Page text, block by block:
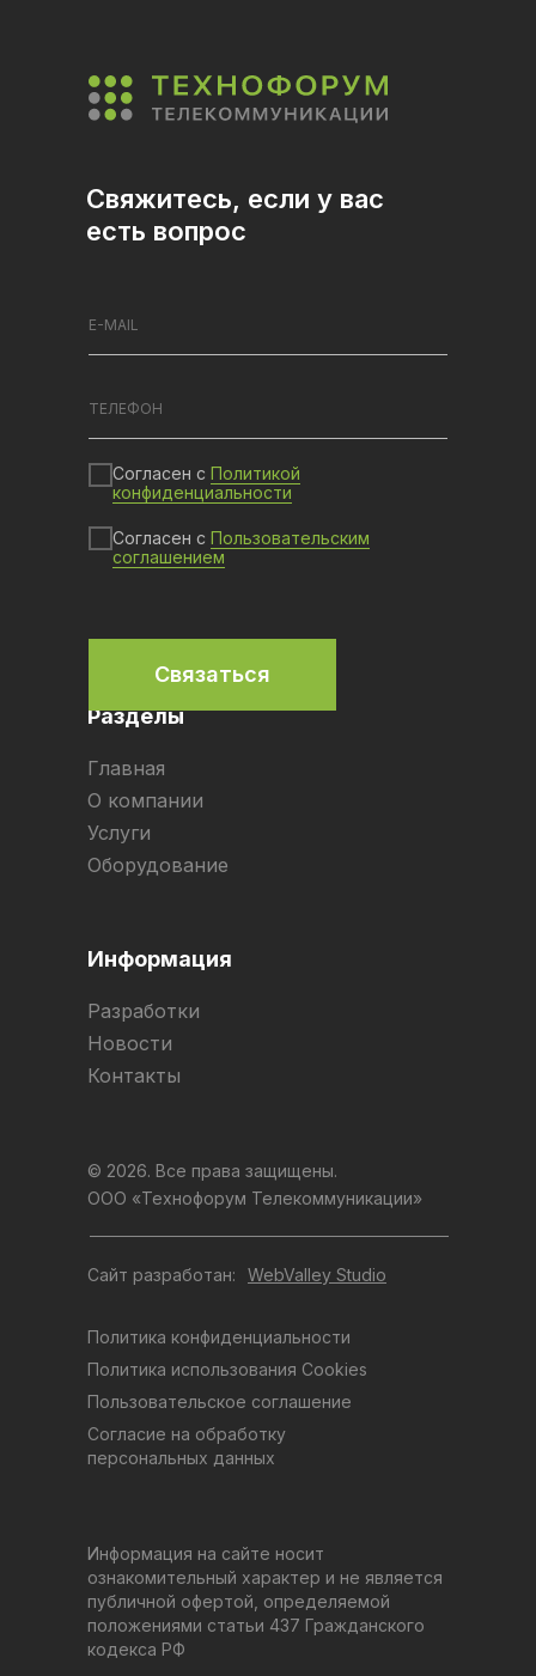
Разделы
Информация
Главная
О компании
Услуги
Оборудование
Разработки
Новости
Контакты
Информация на сайте носит
ознакомительный характер и не является
публичной офертой, определяемой
положениями статьи 437 Гражданского
кодекса РФ
Политика использования Cookies
Согласие на обработку
персональных данных
Пользовательское соглашение
Политика конфиденциальности
© 2026. Все права защищены.
ООО «Технофорум Телекоммуникации»
Сайт разработан:
Согласен с Политикой
конфиденциальности
Согласен с Пользовательским
соглашением
Связаться
Свяжитесь, если у вас
есть вопрос
WebValley Studio